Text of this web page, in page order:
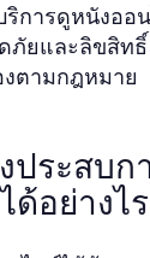
ริการดูหนังออ
ภัยและลิขสิทธิ์
ตามกฎหมาย
ประสบ
อย่างไ